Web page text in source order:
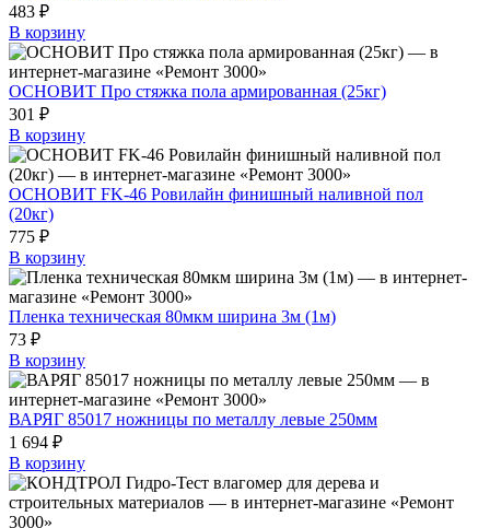
483 ₽
В корзину
ОСНОВИТ Про стяжка пола армированная (25кг)
301 ₽
В корзину
ОСНОВИТ FK-46 Ровилайн финишный наливной пол
(20кг)
775 ₽
В корзину
Пленка техническая 80мкм ширина 3м (1м)
73 ₽
В корзину
ВАРЯГ 85017 ножницы по металлу левые 250мм
1 694 ₽
В корзину